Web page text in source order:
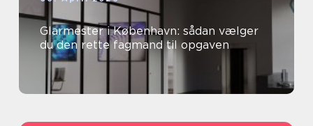
Glarmester i København: sådan vælger
du den rette fagmand til opgaven